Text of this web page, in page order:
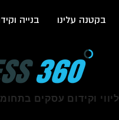
בנייה בקטנה עלינו
ליווי וקידום עסקים